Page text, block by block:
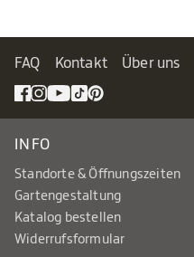
FAQ Kontakt Über uns
INFO
Standorte & Öffnungszeiten
Gartengestaltung
Katalog bestellen
Widerrufsformular